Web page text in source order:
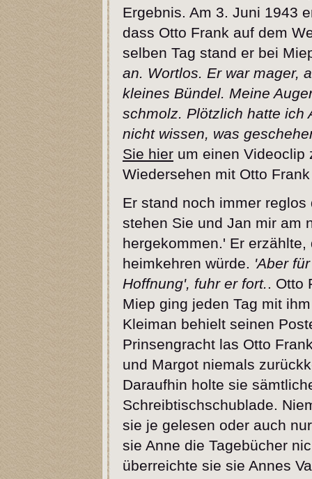
Ergebnis. Am 3. Juni 1943
dass Otto Frank auf dem
selben Tag stand er bei
an. Wortlos. Er war mager,
kleines Bündel. Meine
schmolz. Plötzlich hatte ich
nicht wissen, was
Sie hier um einen Videoclip
Wiedersehen mit Otto
Er stand noch immer
stehen Sie und Jan mir am
hergekommen.' Er
heimkehren würde. 'Aber
Hoffnung', fuhr er fort.. Otto
Miep ging jeden Tag mit
Kleiman behielt seinen
Prinsengracht las Otto
und Margot niemals
Daraufhin holte sie
Schreibtischschublade.
sie je gelesen oder auch
sie Anne die Tagebücher
überreichte sie sie Annes